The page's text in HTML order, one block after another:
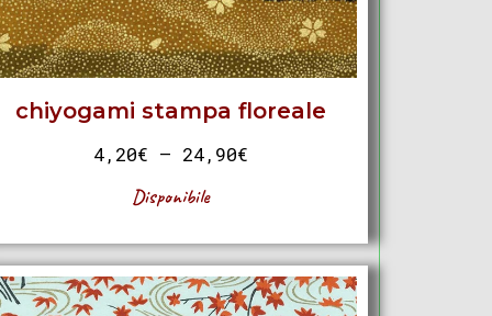
chiyogami stampa floreale
4,20€ – 24,90€
Disponibile